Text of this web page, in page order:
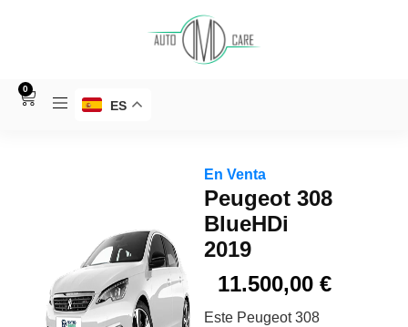
0
ES
En Venta
Peugeot 308
BlueHDi
2019
11.500,00 €
Este Peugeot 308